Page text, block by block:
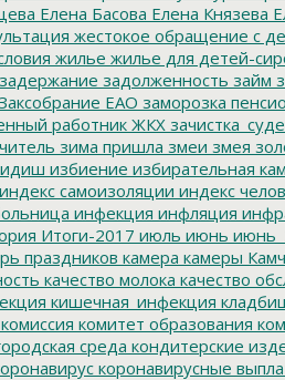
Елена Басова Елена Князева
жестокое обращение с
жилье жилье для детей-
задержание задолженность займ
ЕАО заморозка
работник ЖКХ
зима пришла змеи змея
идиш избиение избирательная
индекс самоизоляции индекс
инфекция инфляция
Итоги-2017 июль июнь
праздников камера камеры
качество молока качество
кишечная_инфекция
комиссия комитет образования
среда кондитерские
коронавирусные